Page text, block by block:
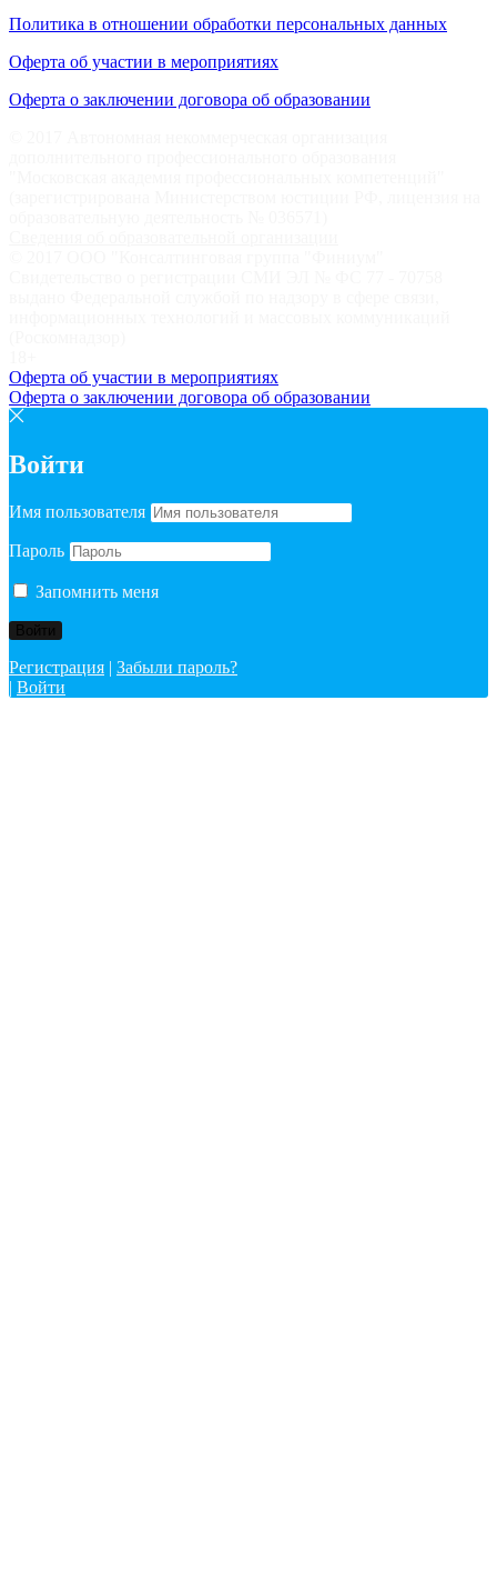
Политика в отношении обработки персональных данных
Оферта об участии в мероприятиях
Оферта о заключении договора об образовании
Оферта об участии в мероприятиях
Оферта о заключении договора об образовании
Войти
Имя пользователя
Пароль
Запомнить меня
Регистрация | Забыли пароль?
| Войти